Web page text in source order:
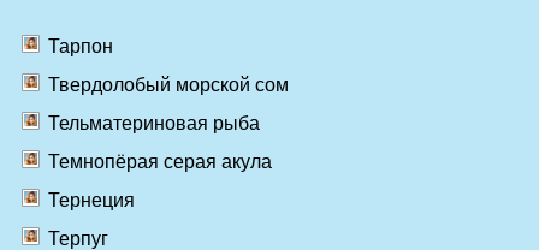
Тарпон
Твердолобый морской сом
Тельматериновая рыба
Темнопёрая серая акула
Тернеция
Терпуг